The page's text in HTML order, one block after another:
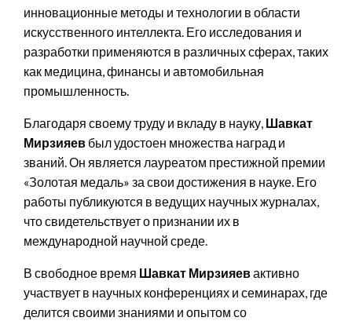
инновационные методы и технологии в области
искусственного интеллекта. Его исследования и
разработки применяются в различных сферах, таких
как медицина, финансы и автомобильная
промышленность.
Благодаря своему труду и вкладу в науку, Шавкат
Мирзияев был удостоен множества наград и
званий. Он является лауреатом престижной премии
«Золотая медаль» за свои достижения в науке. Его
работы публикуются в ведущих научных журналах,
что свидетельствует о признании их в
международной научной среде.
В свободное время Шавкат Мирзияевактивно
участвует в научных конференциях и семинарах, где
делится своими знаниями и опытом со